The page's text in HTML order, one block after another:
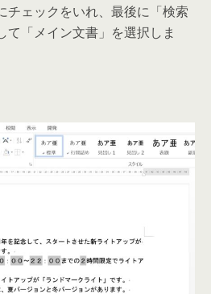
チェックをいれ、最後に「検索
て「メイン文書」を選択しま